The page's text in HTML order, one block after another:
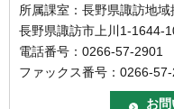
所属課室：長野県諏訪地
長野県諏訪市上川1-1644-
電話番号：0266-57-2901
ファックス番号：0266-